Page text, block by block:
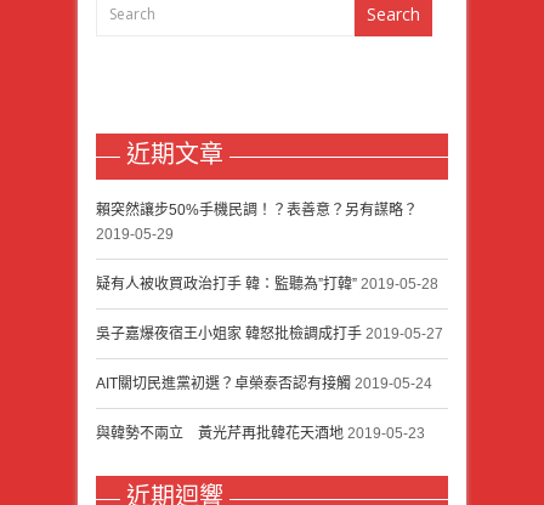
近期文章
賴突然讓步50%手機民調！？表善意？另有謀略？
2019-05-29
疑有人被收買政治打手 韓：監聽為”打韓” 2019-05-28
吳子嘉爆夜宿王小姐家 韓怒批檢調成打手 2019-05-27
AIT關切民進黨初選？卓榮泰否認有接觸 2019-05-24
與韓勢不兩立 黃光芹再批韓花天酒地 2019-05-23
近期迴響